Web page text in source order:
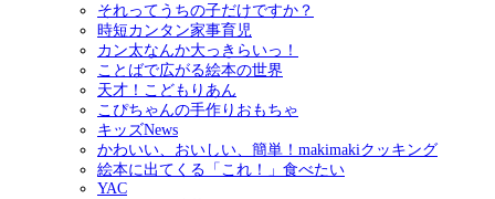
それってうちの子だけですか？
時短カンタン家事育児
カン太なんか大っきらいっ！
ことばで広がる絵本の世界
天才！こどもりあん
こぴちゃんの手作りおもちゃ
キッズNews
かわいい、おいしい、簡単！makimakiクッキング
絵本に出てくる「これ！」食べたい
YAC